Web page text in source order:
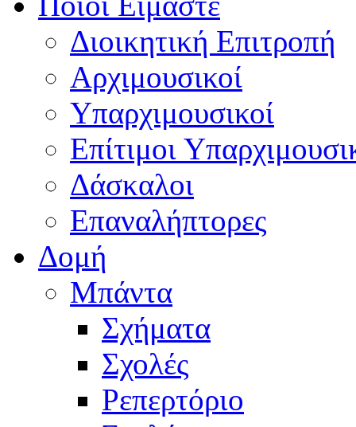
Διοικητική Επιτροπή
Aρχιμουσικοί
Υπαρχιμουσικοί
Επίτιμοι
Δάσκαλοι
Επαναλήπτορες
Δομή
Μπάντα
Σχήματα
Σχολές
Ρεπερτόριο